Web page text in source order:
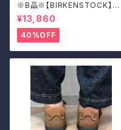
※B品※【BIRKENSTOCK】Mo
ntana/CUOIO 38
¥13,860
40%OFF